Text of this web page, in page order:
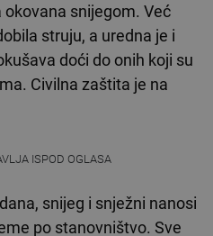
snijegom. Već
struju, a uredna je i
doći do onih koji su
Civilna zaštita je na
ISPOD OGLASA
snijeg i snježni nanosi
po stanovništvo. Sve